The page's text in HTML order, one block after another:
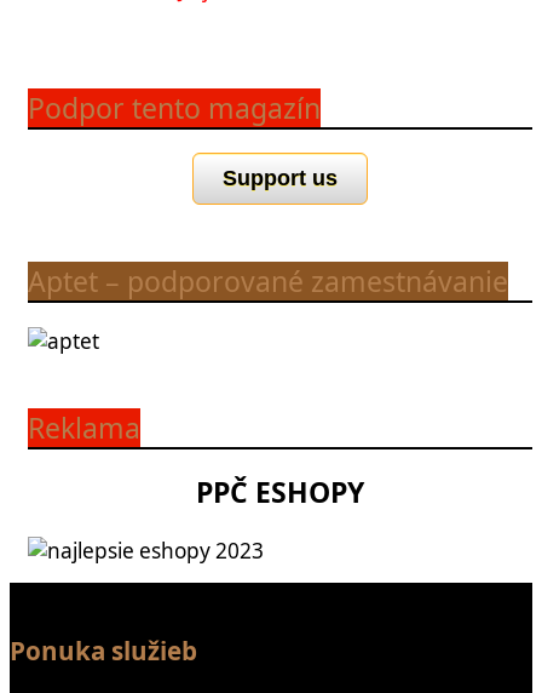
Podpor tento magazín
Support us
Aptet – podporované zamestnávanie
Reklama
PPČ ESHOPY
Ponuka služieb